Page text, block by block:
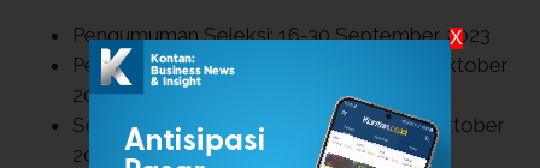
Pengumuman Seleksi: 16-30 September 2023
Pendaftaran Seleksi: 17 September - 6 Oktober
2023
Seleksi Administrasi: 17 September - 9 Oktober
2023
X